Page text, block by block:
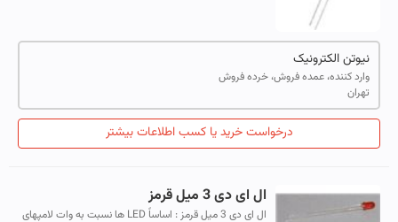
نیوتن الکترونیک
وارد کننده، عمده فروش، خرده فروش
تهران
درخواست خرید یا کسب اطلاعات بیشتر
ال ای دی 3 میل قرمز
ال ای دی 3 میل قرمز : اساساً LED ها نسبت به وات لامپهای